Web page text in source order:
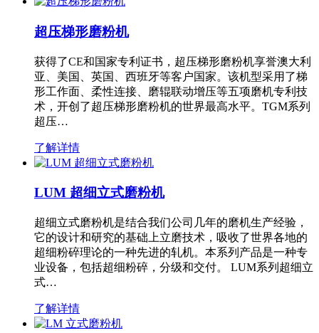
超压梯形磨粉机
获得了CE和国家专利证书，超压梯形磨粉机享誉澳大利
亚、美国、英国、西班牙等客户国家。该机型采用了梯
形工作面、柔性连接、磨辊联动增压等五项磨机专利技
术，开创了超压梯形磨粉机的世界最高水平。TGM系列
超压…
了解详情
LUM 超细立式磨粉机
超细立式磨粉机是结合我们公司几年的磨机生产经验，
它的设计和研究的基础上立磨技术，吸收了世界各地的
超细粉碎理论的一种先进的轧机。本系列产品是一种专
业设备，包括超细粉碎，分级和交付。 LUM系列超细立
式…
了解详情